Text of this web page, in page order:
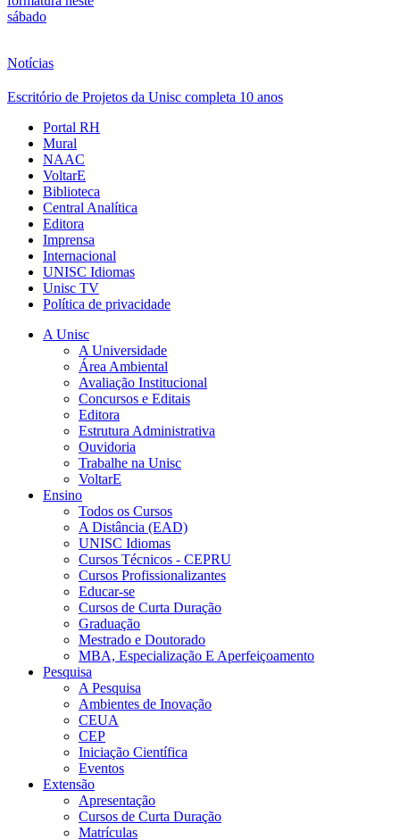
sábado
Notícias
Escritório de Projetos da Unisc completa 10 anos
Portal RH
Mural
NAAC
VoltarE
Biblioteca
Central Analítica
Editora
Imprensa
Internacional
UNISC Idiomas
Unisc TV
Política de privacidade
A Unisc
A Universidade
Área Ambiental
Avaliação Institucional
Concursos e Editais
Editora
Estrutura Administrativa
Ouvidoria
Trabalhe na Unisc
VoltarE
Ensino
Todos os Cursos
A Distância (EAD)
UNISC Idiomas
Cursos Técnicos - CEPRU
Cursos Profissionalizantes
Educar-se
Cursos de Curta Duração
Graduação
Mestrado e Doutorado
MBA, Especialização E Aperfeiçoamento
Pesquisa
A Pesquisa
Ambientes de Inovação
CEUA
CEP
Iniciação Científica
Eventos
Extensão
Apresentação
Cursos de Curta Duração
Matrículas